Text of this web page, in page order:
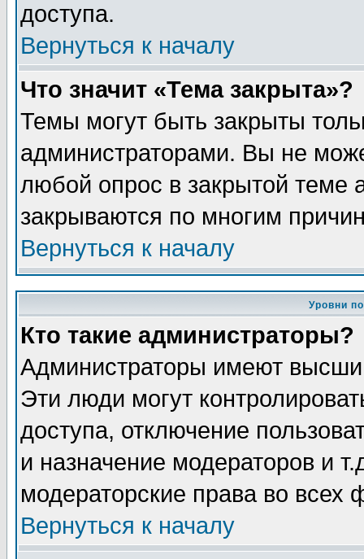
доступа.
Вернуться к началу
Что значит «Тема закрыта»?
Темы могут быть закрыты
администраторами. Вы не
любой опрос в закрытой теме
закрываются по многим
Вернуться к началу
Уровни
Кто такие администраторы?
Администраторы имеют
Эти люди могут
доступа, отключение
и назначение модераторов и
модераторские права во всех
Вернуться к началу